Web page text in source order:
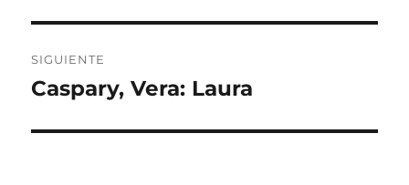
SIGUIENTE
Entrada
Caspary, Vera: Laura